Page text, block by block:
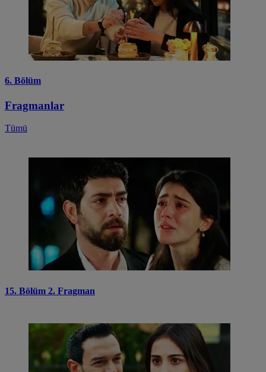
6. Bölüm
Fragmanlar
Tümü
15. Bölüm 2. Fragman